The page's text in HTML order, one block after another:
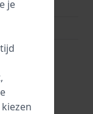
je